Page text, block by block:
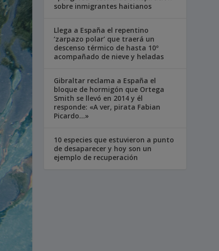
sobre inmigrantes haitianos
Llega a España el repentino
‘zarpazo polar’ que traerá un
descenso térmico de hasta 10º
acompañado de nieve y heladas
Gibraltar reclama a España el
bloque de hormigón que Ortega
Smith se llevó en 2014 y él
responde: «A ver, pirata Fabian
Picardo…»
10 especies que estuvieron a punto
de desaparecer y hoy son un
ejemplo de recuperación